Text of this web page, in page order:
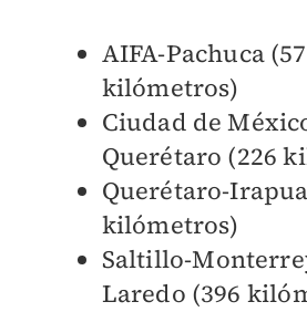
AIFA-Pachuca (57
kilómetros)
Ciudad de
Querétaro (226
Querétaro-
kilómetros)
Saltillo-
Laredo (396